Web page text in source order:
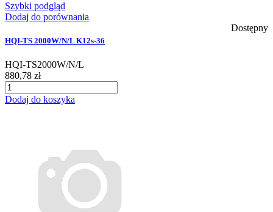
Szybki podgląd
Dodaj do porównania
Dostępny
HQI-TS 2000W/N/L K12s-36
HQI-TS2000W/N/L
880,78 zł
Dodaj do koszyka